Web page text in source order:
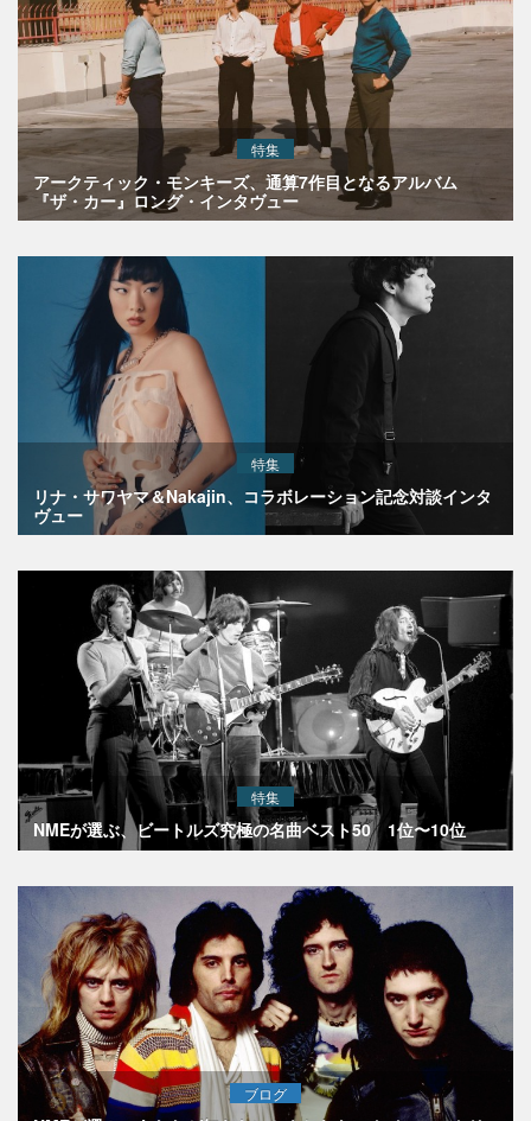
特集
アークティック・モンキーズ、通算7作目となるアルバム
『ザ・カー』ロング・インタヴュー
特集
リナ・サワヤマ＆Nakajin、コラボレーション記念対談インタ
ヴュー
特集
NMEが選ぶ、ビートルズ究極の名曲ベスト50 1位〜10位
ブログ